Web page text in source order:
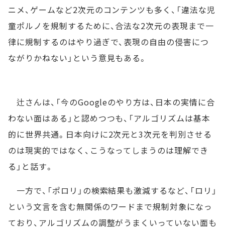
ニメ、ゲームなど2次元のコンテンツも多く、「違法な児
童ポルノを規制するために、合法な2次元の表現まで一
律に規制するのはやり過ぎで、表現の自由の侵害につ
ながりかねない」という意見もある。
辻さんは、「今のGoogleのやり方は、日本の実情に合
わない面はある」と認めつつも、「アルゴリズムは基本
的に世界共通。日本向けに2次元と3次元を判別させる
のは現実的ではなく、こうなってしまうのは理解でき
る」と話す。
一方で、「ポロリ」の検索結果も激減するなど、「ロリ」
という文言を含む無関係のワードまで規制対象になっ
ており、アルゴリズムの調整がうまくいっていない面も